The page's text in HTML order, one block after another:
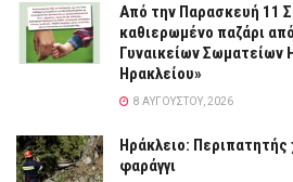
Από την Παρασκευή 11
καθιερωμένο παζάρι
Γυναικείων Σωματείων
Ηρακλείου»
8 ΑΥΓΟΎΣΤΟΥ, 2026
Ηράκλειο:
φαράγγι